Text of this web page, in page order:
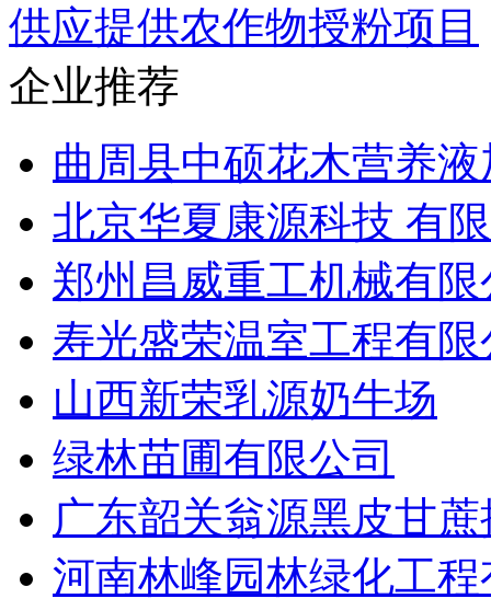
供应提供农作物授粉项目
企业推荐
曲周县中硕花木营养
北京华夏康源科技 有
郑州昌威重工机械有限
寿光盛荣温室工程有限
山西新荣乳源奶牛场
绿林苗圃有限公司
广东韶关翁源黑皮甘
河南林峰园林绿化工